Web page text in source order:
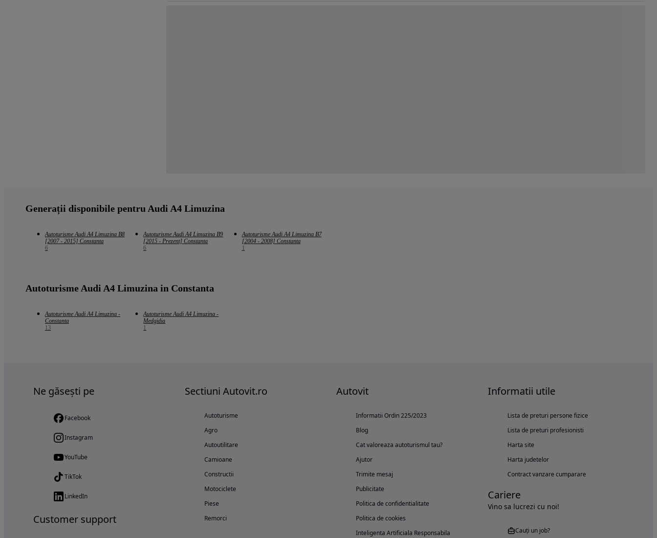
Generații disponibile pentru Audi A4 Limuzina
Autoturisme Audi A4 Limuzina B8
[2007 - 2015] Constanta
6
Autoturisme Audi A4 Limuzina B9
[2015 - Prezent] Constanta
6
Autoturisme Audi A4 Limuzina B7
[2004 - 2008] Constanta
1
Autoturisme Audi A4 Limuzina in Constanta
Autoturisme Audi A4 Limuzina -
Constanta
13
Autoturisme Audi A4 Limuzina -
Medgidia
1
Ne găsești pe
Facebook
Instagram
YouTube
TikTok
LinkedIn
Customer support
Sectiuni Autovit.ro
Autoturisme
Agro
Autoutilitare
Camioane
Constructii
Motociclete
Piese
Remorci
Autovit
Informatii Ordin 225/2023
Blog
Cat valoreaza autoturismul tau?
Ajutor
Trimite mesaj
Publicitate
Politica de confidentialitate
Politica de cookies
Inteligenta Artificiala Responsabila
Informatii utile
Lista de preturi persone fizice
Lista de preturi profesionisti
Harta site
Harta judetelor
Contract vanzare cumparare
Cariere
Vino sa lucrezi cu noi!
Cauți un job?